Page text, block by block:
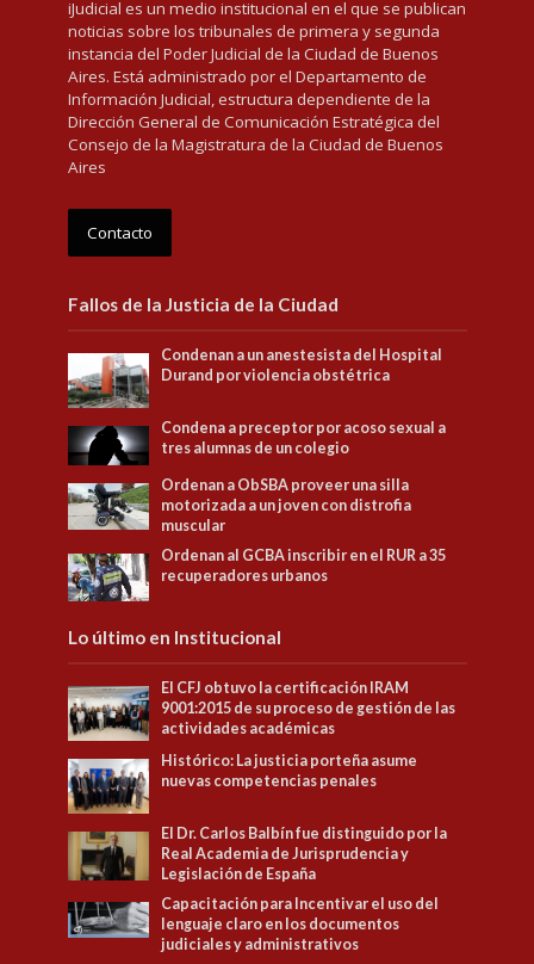
iJudicial es un medio institucional en el que se publican
noticias sobre los tribunales de primera y segunda
instancia del Poder Judicial de la Ciudad de Buenos
Aires. Está administrado por el Departamento de
Información Judicial, estructura dependiente de la
Dirección General de Comunicación Estratégica del
Consejo de la Magistratura de la Ciudad de Buenos
Aires
Contacto
Fallos de la Justicia de la Ciudad
Condenan a un anestesista del Hospital
Durand por violencia obstétrica
Condena a preceptor por acoso sexual a
tres alumnas de un colegio
Ordenan a ObSBA proveer una silla
motorizada a un joven con distrofia
muscular
Ordenan al GCBA inscribir en el RUR a 35
recuperadores urbanos
Lo último en Institucional
El CFJ obtuvo la certificación IRAM
9001:2015 de su proceso de gestión de las
actividades académicas
Histórico: La justicia porteña asume
nuevas competencias penales
El Dr. Carlos Balbín fue distinguido por la
Real Academia de Jurisprudencia y
Legislación de España
Capacitación para Incentivar el uso del
lenguaje claro en los documentos
judiciales y administrativos